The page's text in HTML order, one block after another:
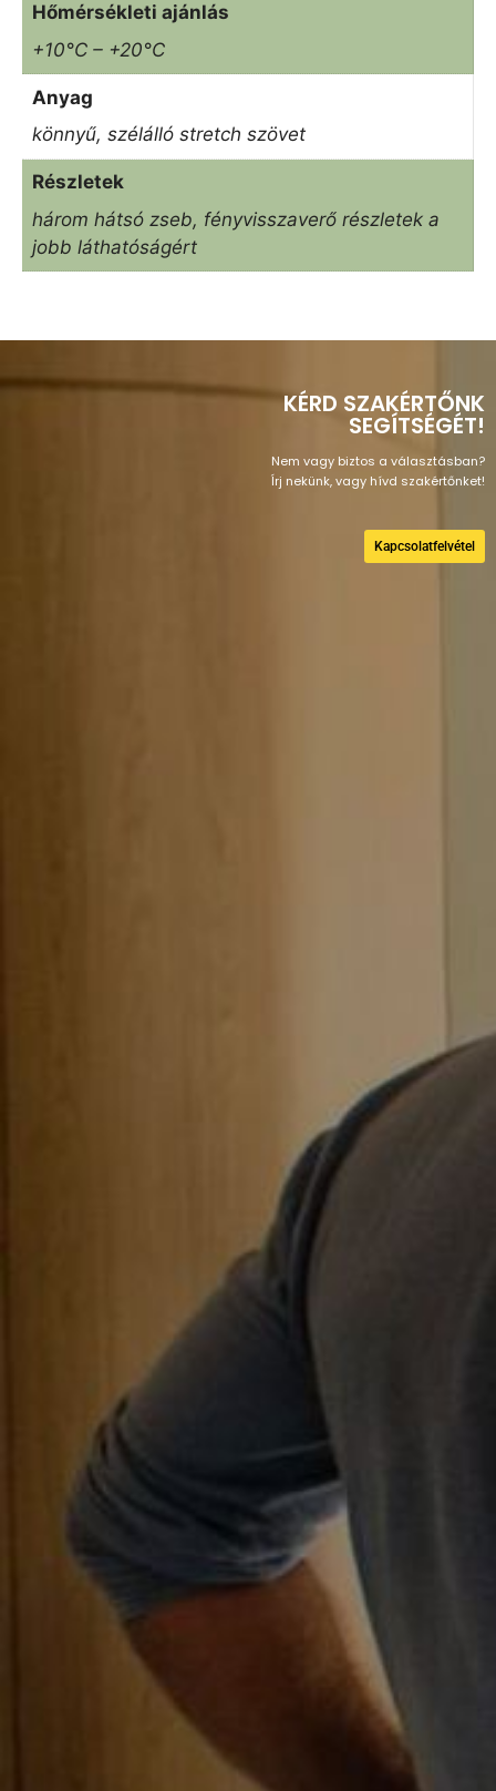
Hőmérsékleti ajánlás
+10°C – +20°C
Anyag
könnyű, szélálló stretch szövet
Részletek
három hátsó zseb, fényvisszaverő részletek a
jobb láthatóságért
KÉRD SZAKÉRTŐNK
SEGÍTSÉGÉT!
Nem vagy biztos a választásban?
Írj nekünk, vagy hívd szakértőnket!
Kapcsolatfelvétel